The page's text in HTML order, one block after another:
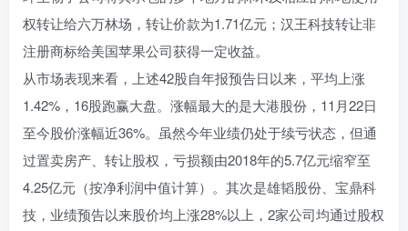
权转让给六万林场，转让价款为1.71亿元；汉王科技转让非
注册商标给美国苹果公司获得一定收益。
从市场表现来看，上述42股自年报预告日以来，平均上涨
1.42%，16股跑赢大盘。涨幅最大的是大港股份，11月22日
至今股价涨幅近36%。虽然今年业绩仍处于续亏状态，但通
过置卖房产、转让股权，亏损额由2018年的5.7亿元缩窄至
4.25亿元（按净利润中值计算）。其次是雄韬股份、宝鼎科
技，业绩预告以来股价均上涨28%以上，2家公司均通过股权